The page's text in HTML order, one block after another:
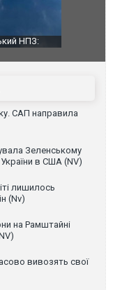
НПЗ:
Неймар
САП направила
Зеленському
в США (NV)
лишилось
(Nv)
на Рамштайні
вивозять свої